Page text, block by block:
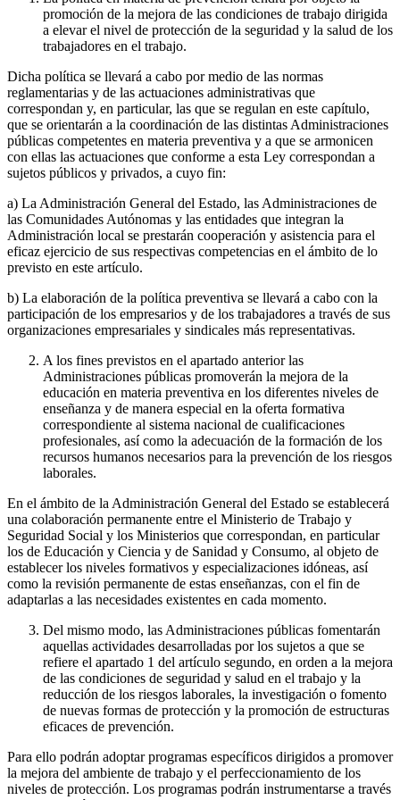
promoción de la mejora de las condiciones de trabajo dirigida
a elevar el nivel de protección de la seguridad y la salud de los
trabajadores en el trabajo.
Dicha política se llevará a cabo por medio de las normas
reglamentarias y de las actuaciones administrativas que
correspondan y, en particular, las que se regulan en este capítulo,
que se orientarán a la coordinación de las distintas Administraciones
públicas competentes en materia preventiva y a que se armonicen
con ellas las actuaciones que conforme a esta Ley correspondan a
sujetos públicos y privados, a cuyo fin:
a) La Administración General del Estado, las Administraciones de
las Comunidades Autónomas y las entidades que integran la
Administración local se prestarán cooperación y asistencia para el
eficaz ejercicio de sus respectivas competencias en el ámbito de lo
previsto en este artículo.
b) La elaboración de la política preventiva se llevará a cabo con la
participación de los empresarios y de los trabajadores a través de sus
organizaciones empresariales y sindicales más representativas.
A los fines previstos en el apartado anterior las
Administraciones públicas promoverán la mejora de la
educación en materia preventiva en los diferentes niveles de
enseñanza y de manera especial en la oferta formativa
correspondiente al sistema nacional de cualificaciones
profesionales, así como la adecuación de la formación de los
recursos humanos necesarios para la prevención de los riesgos
laborales.
En el ámbito de la Administración General del Estado se establecerá
una colaboración permanente entre el Ministerio de Trabajo y
Seguridad Social y los Ministerios que correspondan, en particular
los de Educación y Ciencia y de Sanidad y Consumo, al objeto de
establecer los niveles formativos y especializaciones idóneas, así
como la revisión permanente de estas enseñanzas, con el fin de
adaptarlas a las necesidades existentes en cada momento.
Del mismo modo, las Administraciones públicas fomentarán
aquellas actividades desarrolladas por los sujetos a que se
refiere el apartado 1 del artículo segundo, en orden a la mejora
de las condiciones de seguridad y salud en el trabajo y la
reducción de los riesgos laborales, la investigación o fomento
de nuevas formas de protección y la promoción de estructuras
eficaces de prevención.
Para ello podrán adoptar programas específicos dirigidos a promover
la mejora del ambiente de trabajo y el perfeccionamiento de los
niveles de protección. Los programas podrán instrumentarse a través